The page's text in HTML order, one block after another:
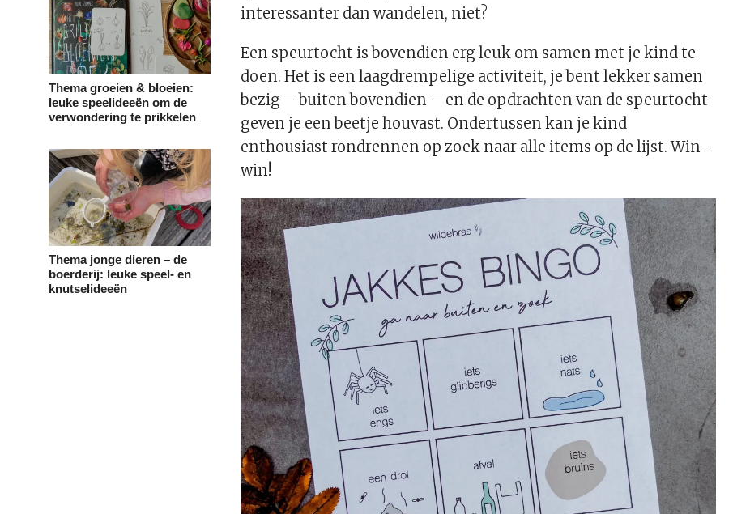
Thema groeien & bloeien:
leuke speelideeën om de
verwondering te prikkelen
Thema jonge dieren – de
boerderij: leuke speel- en
knutselideeën
interessanter dan wandelen, niet?
Een speurtocht is bovendien erg leuk om samen met je kind te
doen. Het is een laagdrempelige activiteit, je bent lekker samen
bezig – buiten bovendien – en de opdrachten van de speurtocht
geven je een beetje houvast. Ondertussen kan je kind
enthousiast rondrennen op zoek naar alle items op de lijst. Win-
win!